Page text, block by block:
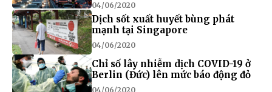
04/06/2020
Dịch sốt xuất huyết bùng phát
mạnh tại Singapore
04/06/2020
Chỉ số lây nhiễm dịch COVID-19 ở
Berlin (Đức) lên mức báo động đỏ
04/06/2020